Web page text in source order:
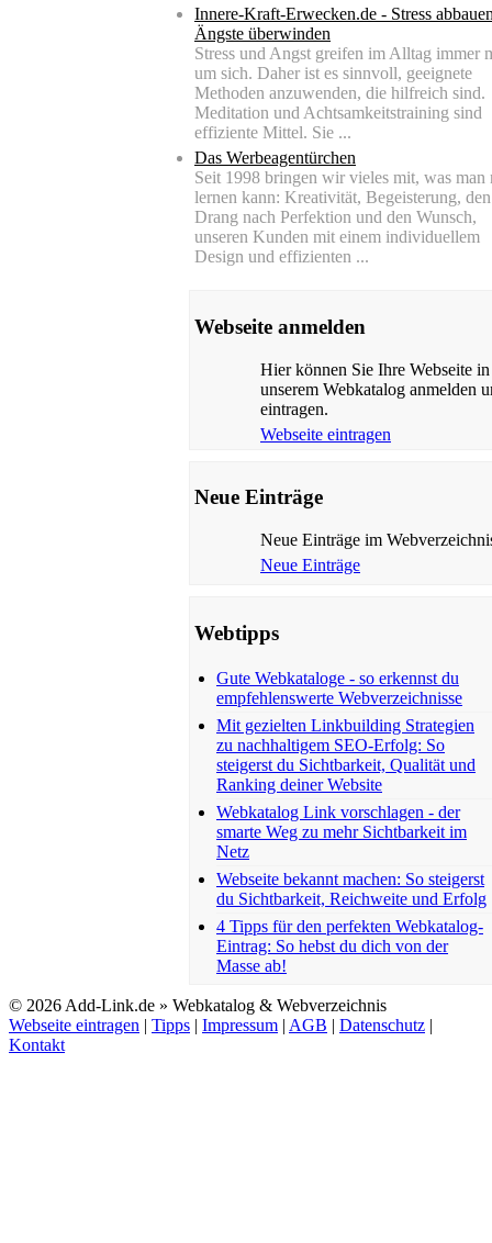
Innere-Kraft-Erwecken.de - Stress
Ängste überwinden
Stress und Angst greifen im Alltag immer
um sich. Daher ist es sinnvoll, geeignete
Methoden anzuwenden, die hilfreich sind.
Meditation und Achtsamkeitstraining sind
effiziente Mittel. Sie ...
Das Werbeagentürchen
Seit 1998 bringen wir vieles mit, was man
lernen kann: Kreativität, Begeisterung, den
Drang nach Perfektion und den Wunsch,
unseren Kunden mit einem individuellem
Design und effizienten ...
Webseite anmelden
Hier können Sie Ihre Webseite in
unserem Webkatalog anmelden
eintragen.
Webseite eintragen
Neue Einträge
Neue Einträge im
Neue Einträge
Webtipps
Gute Webkataloge - so erkennst du
empfehlenswerte Webverzeichnisse
Mit gezielten Linkbuilding Strategien
zu nachhaltigem SEO-Erfolg: So
steigerst du Sichtbarkeit, Qualität und
Ranking deiner Website
Webkatalog Link vorschlagen - der
smarte Weg zu mehr Sichtbarkeit im
Netz
Webseite bekannt machen: So steigerst
du Sichtbarkeit, Reichweite und Erfolg
4 Tipps für den perfekten Webkatalog-
Eintrag: So hebst du dich von der
Masse ab!
© 2026 Add-Link.de » Webkatalog & Webverzeichnis
Webseite eintragen
Tipps Impressum AGB Datenschutz
Kontakt